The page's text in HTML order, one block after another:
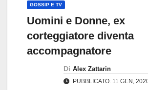
GOSSIP E TV
Uomini e Donne, ex
corteggiatore diventa
accompagnatore
Di Alex Zattarin
PUBBLICATO: 11 GEN,